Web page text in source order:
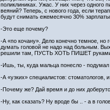
поликлиниках. Ужас. У них через одного
веяний? Теперь, с нового года, если
будут снимать ежемесячно 30%
-Это еще почему?
-А «по кочану». Дело конечно темное, но
думать головой не надо над больным.
решили там, ПУСТЬ ХОТЬ ПИШЕТ руками!!!
-Ишь, ты, куда мальца понесло - подумал
-А «узких» специалистов: стоматологов,
-Почему же? Дай время и до них
-Ну, как сказать? Ну вроде бы .. - а в